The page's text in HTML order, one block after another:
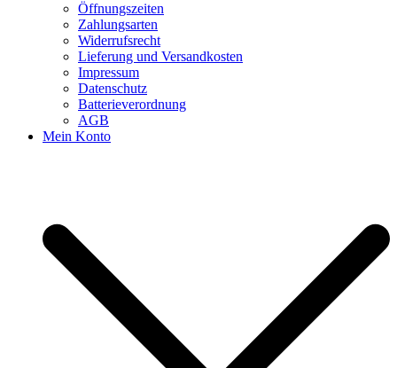
Öffnungszeiten
Zahlungsarten
Widerrufsrecht
Lieferung und Versandkosten
Impressum
Datenschutz
Batterieverordnung
AGB
Mein Konto